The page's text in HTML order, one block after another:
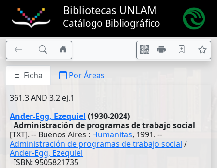
Bibliotecas UNLAM
Catálogo Bibliográfico
Ficha Por Áreas
361.3 AND 3.2 ej.1
Ander-Egg, Ezequiel (1930-2024)
Administración de programas de trabajo social
[TXT]. -- Buenos Aires : Humanitas, 1991. --
Administración de programas de trabajo social /
Ander-Egg, Ezequiel
ISBN: 9505821735